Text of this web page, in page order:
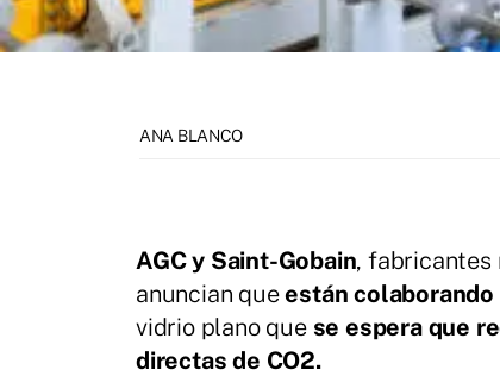
ANA BLANCO
AGC y Saint-Gobain, fabricantes
anuncian queestán colaborando
vidrio plano que se espera que
directas de CO2.